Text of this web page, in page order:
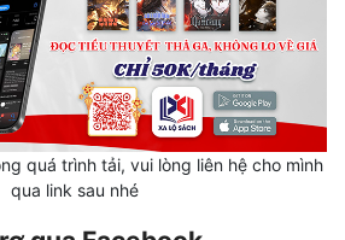
quá trình tải, vui lòng liên hệ cho mình
qua link sau nhé